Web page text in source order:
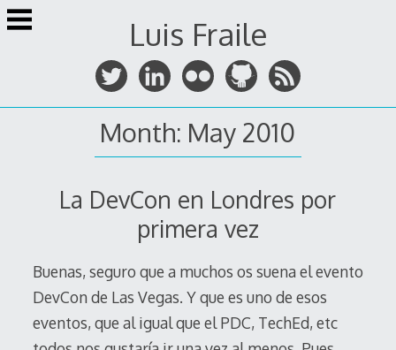
Skip
to
Luis Fraile
Month: May 2010
La DevCon en Londres por
primera vez
Buenas, seguro que a muchos os suena el evento
DevCon de Las Vegas. Y que es uno de esos
eventos, que al igual que el PDC, TechEd, etc